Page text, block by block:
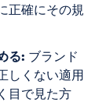
正確にその規
る: ブランド
しくない適用
目で見た方